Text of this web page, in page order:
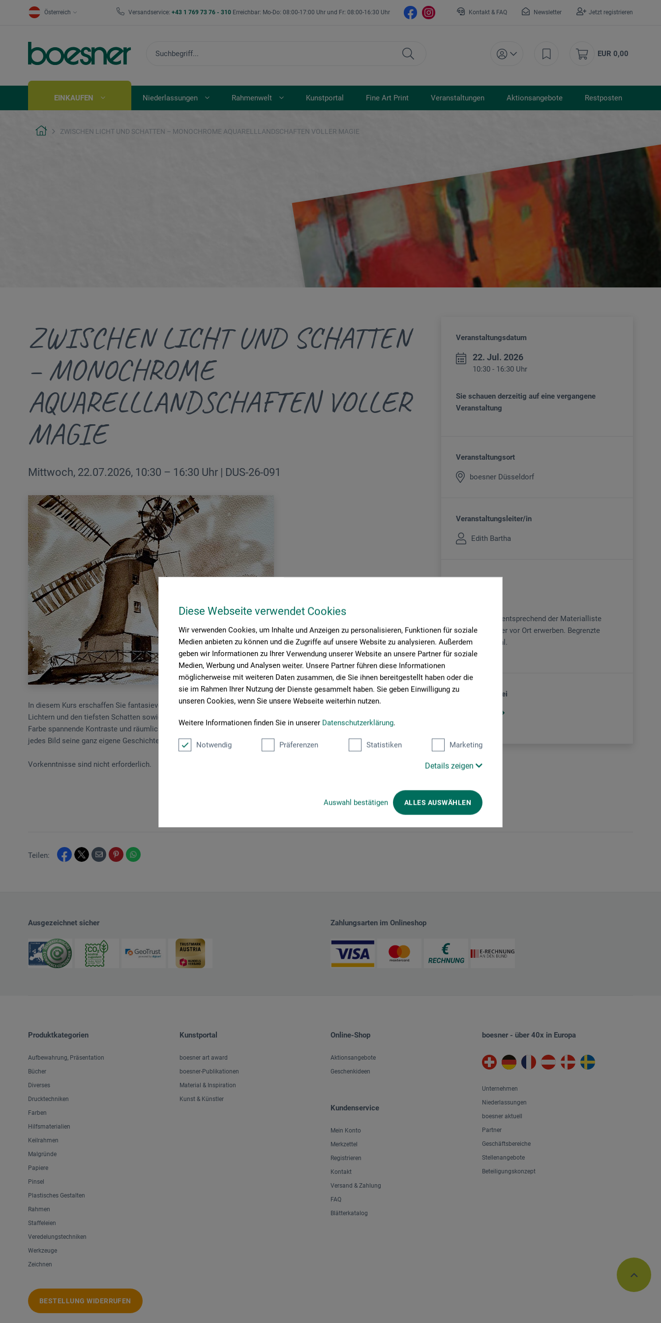
Diese Webseite verwendet Cookies
Wir verwenden Cookies, um Inhalte und Anzeigen zu personalisieren, Funktionen für soziale
Medien anbieten zu können und die Zugriffe auf unsere Website zu analysieren. Außerdem
geben wir Informationen zu Ihrer Verwendung unserer Website an unsere Partner für soziale
Medien, Werbung und Analysen weiter. Unsere Partner führen diese Informationen
möglicherweise mit weiteren Daten zusammen, die Sie ihnen bereitgestellt haben oder die
sie im Rahmen Ihrer Nutzung der Dienste gesammelt haben. Sie geben Einwilligung zu
unseren Cookies, wenn Sie unsere Webseite weiterhin nutzen.
Weitere Informationen finden Sie in unserer Datenschutzerklärung.
Notwendig Präferenzen Statistiken Marketing
Details zeigen
Auswahl bestätigen ALLES AUSWÄHLEN
Österreich Versandservice: +43 1 769 73 76 - 310 Erreichbar: Mo-Do: 08:00-17:00 Uhr und Fr: 08:00-16:30 Uhr Kontakt & FAQ Newsletter Jetzt registrieren
EUR 0,00
EINKAUFEN Niederlassungen Rahmenwelt Kunstportal Fine Art Print Veranstaltungen Aktionsangebote Restposten
ZWISCHEN LICHT UND SCHATTEN – MONOCHROME AQUARELLLANDSCHAFTEN VOLLER MAGIE
ZWISCHEN LICHT UND SCHATTEN
– MONOCHROME
AQUARELLLANDSCHAFTEN VOLLER
MAGIE
Mittwoch, 22.07.2026, 10:30 – 16:30 Uhr | DUS-26-091
In diesem Kurs erschaffen Sie fantasievolle Welten mit nur einem Farbton. Das Bild lebt von Tonwerten, den hellsten
Lichtern und den tiefsten Schatten sowie den unzähligen Zwischentönen. Schritt für Schritt erzeugen Sie mit Wasser und
Farbe spannende Kontraste und räumliche Tiefe. Dabei verbinden Sie technische Grundlagen mit freier Fantasie, sodass
jedes Bild seine ganz eigene Geschichte erzählt.
Vorkenntnisse sind nicht erforderlich.
Veranstaltungsdatum
22. Jul. 2026
10:30 - 16:30 Uhr
Sie schauen derzeitig auf eine vergangene
Veranstaltung
Veranstaltungsort
boesner Düsseldorf
Veranstaltungsleiter/in
Edith Bartha
Kursgebühr
Material bitte entsprechend der Materialliste
mitbringen oder vor Ort erwerben. Begrenzte
Teilnehmerzahl.
Aquarellmalerei
Teilen:
Ausgezeichnet sicher Zahlungsarten im Onlineshop
Produktkategorien
Aufbewahrung, Präsentation
Bücher
Diverses
Drucktechniken
Farben
Hilfsmaterialien
Keilrahmen
Malgründe
Papiere
Pinsel
Plastisches Gestalten
Rahmen
Staffeleien
Veredelungstechniken
Werkzeuge
Zeichnen
BESTELLUNG WIDERRUFEN
Kunstportal
boesner art award
boesner-Publikationen
Material & Inspiration
Kunst & Künstler
Online-Shop
Aktionsangebote
Geschenkideen
Kundenservice
Mein Konto
Merkzettel
Registrieren
Kontakt
Versand & Zahlung
FAQ
Blätterkatalog
boesner - über 40x in Europa
Unternehmen
Niederlassungen
boesner aktuell
Partner
Geschäftsbereiche
Stellenangebote
Beteiligungskonzept